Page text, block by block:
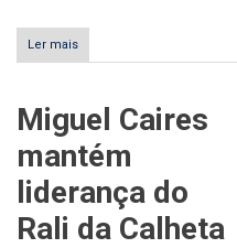
Ler mais
Miguel
no
do
da
Calheta
Miguel Caires
mantém
liderança do
Rali da Calheta